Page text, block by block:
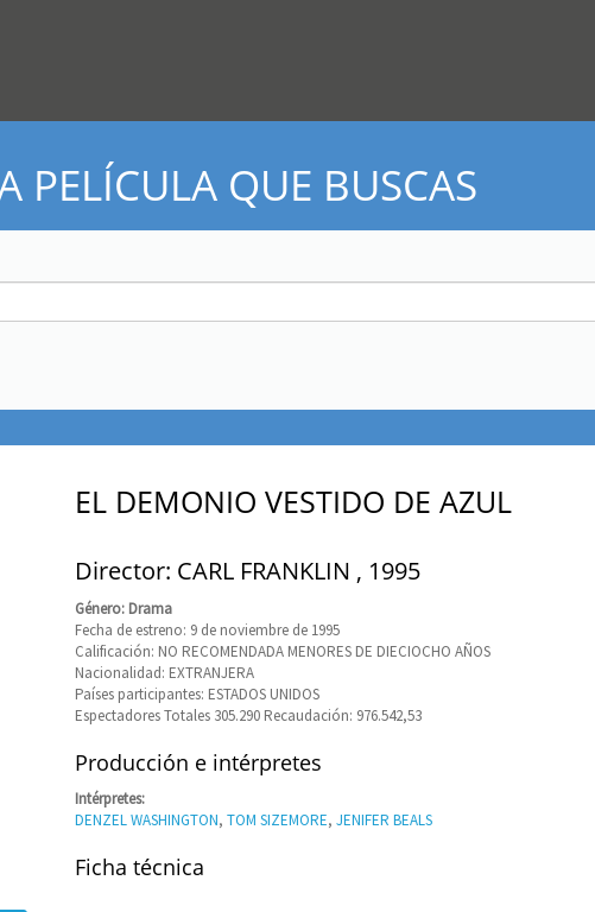
PELÍCULA QUE BUSCAS
EL DEMONIO VESTIDO DE AZUL
Director: CARL FRANKLIN , 1995
Género: Drama
Fecha de estreno: 9 de noviembre de 1995
Calificación: NO RECOMENDADA MENORES DE DIECIOCHO AÑOS
Nacionalidad: EXTRANJERA
Países participantes: ESTADOS UNIDOS
Espectadores Totales 305.290 Recaudación: 976.542,53
Producción e intérpretes
Intérpretes:
DENZEL WASHINGTON, TOM SIZEMORE, JENIFER BEALS
Ficha técnica